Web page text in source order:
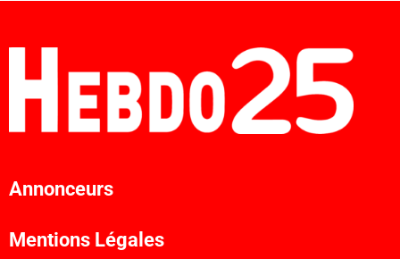
Annonceurs
Mentions Légales